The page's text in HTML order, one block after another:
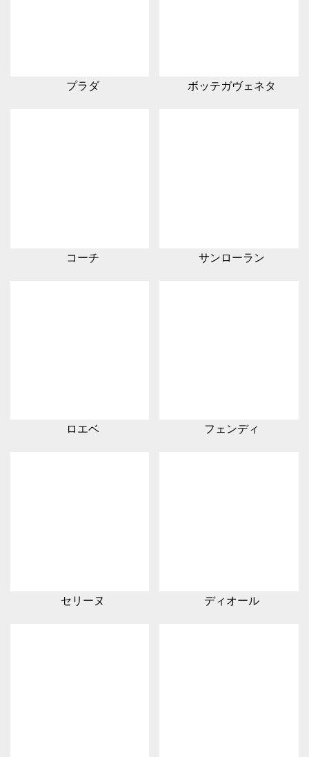
プラダ ボッテガヴェネタ
コーチ サンローラン
ロエベ フェンディ
セリーヌ ディオール